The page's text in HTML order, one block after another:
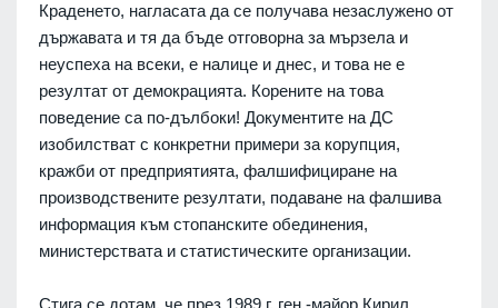
Краденето, нагласата да се получава незаслужено от
държавата и тя да бъде отговорна за мързела и
неуспеха на всеки, е налице и днес, и това не е
резултат от демокрацията. Корените на това
поведение са по-дълбоки! Документите на ДС
изобилстват с конкретни примери за корупция,
кражби от предприятията, фалшифициране на
производствените резултати, подаване на фалшива
информация към стопанските обединения,
министерствата и статистическите организации.